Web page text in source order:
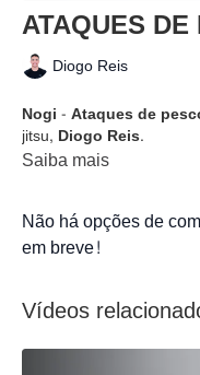
ATAQUES
Diogo Reis
Nogi - Ataques de
jitsu, Diogo Reis.
Saiba mais
Não há opções de
em breve!
Vídeos